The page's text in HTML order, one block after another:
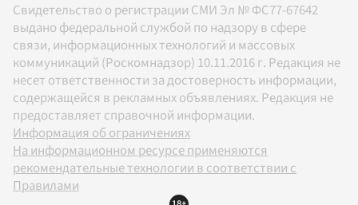
Свидетельство о регистрации СМИ Эл № ФС77-67642
выдано федеральной службой по надзору в сфере
связи, информационных технологий и массовых
коммуникаций (Роскомнадзор) 10.11.2016 г. Редакция не
несет ответственности за достоверность информации,
содержащейся в рекламных объявлениях. Редакция не
предоставляет справочной информации.
Информация об ограничениях
На информационном ресурсе применяются
рекомендательные технологии в соответствии с
Правилами